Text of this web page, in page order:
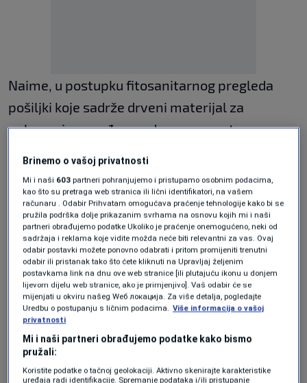
Naime, u postupku fitosanitarnog pregleda
pošiljki koje sadrže drveni materijal za
pakovanje u međunarodnom prometu,
nisu tretirane i označene u skladu s važećim
zakonskim propisima, odnosno da nisu
provedene propisane mjere s ciljem uništenja
štetnih mikroorganizama, navodi se u
saopćenju Federalne uprave za inspekcijske
poslove.
Shodno tome, a u skladu sa Zakonom o zaštiti
zdravlja bilja, Pravilnikom o fitosanitarnim
zahtjevima za drveni materijal za pakovanje u
Brinemo o vašoj privatnosti
Mi i naši 603 partneri pohranjujemo i pristupamo osobnim podacima,
kao što su pretraga web stranica ili lični identifikatori, na vašem
računaru . Odabir Prihvatam omogućava praćenje tehnologije kako bi se
pružila podrška dolje prikazanim svrhama na osnovu kojih mi i naši
partneri obrađujemo podatke Ukoliko je praćenje onemogućeno, neki od
sadržaja i reklama koje vidite možda neće biti relevantni za vas. Ovaj
odabir postavki možete ponovno odabrati i pritom promijeniti trenutni
odabir ili pristanak tako što ćete kliknuti na Upravljaj željenim
postavkama link na dnu ove web stranice [ili plutajuću ikonu u donjem
lijevom dijelu web stranice, ako je primjenjivo]. Vaš odabir će se
mijenjati u okviru našeg Wеб локација. Za više detalja, pogledajte
Uredbu o postupanju s ličnim podacima. Više informacija o vašoj
privatnosti
Mi i naši partneri obrađujemo podatke kako bismo
pružali:
Koristite podatke o tačnoj geolokaciji. Aktivno skenirajte karakteristike
uređaja radi identifikacije. Spremanje podataka i/ili pristupanje